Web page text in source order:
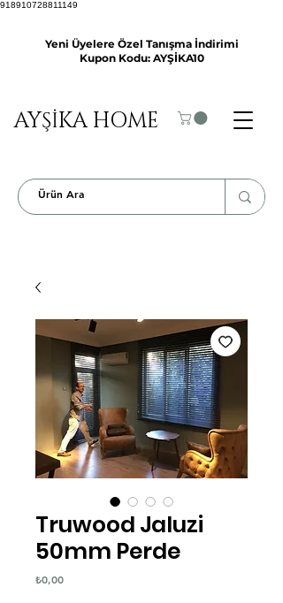
918910728811149
Yeni Üyelere Özel Tanışma İndirimi
Kupon Kodu: AYŞİKA10
AYŞİKA HOME
Truwood Jaluzi
50mm Perde
₺0,00Fiyat